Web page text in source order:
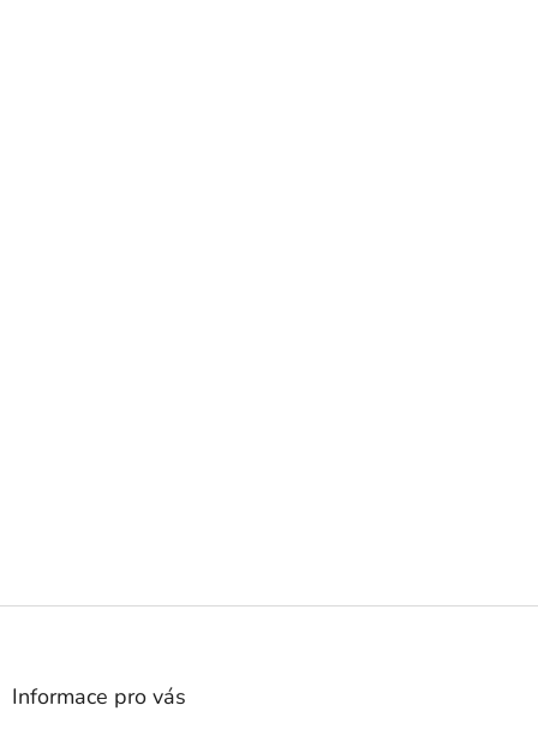
Z
Informace pro vás